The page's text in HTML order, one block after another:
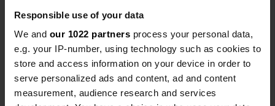
Responsible use of your data
We and our 1022 partners process your personal data,
e.g. your IP-number, using technology such as cookies to
store and access information on your device in order to
serve personalized ads and content, ad and content
measurement, audience research and services